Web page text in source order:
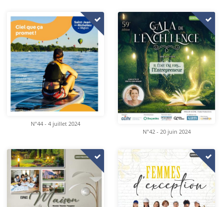
N°44 - 4 juillet 2024
N°42 - 20 juin 2024